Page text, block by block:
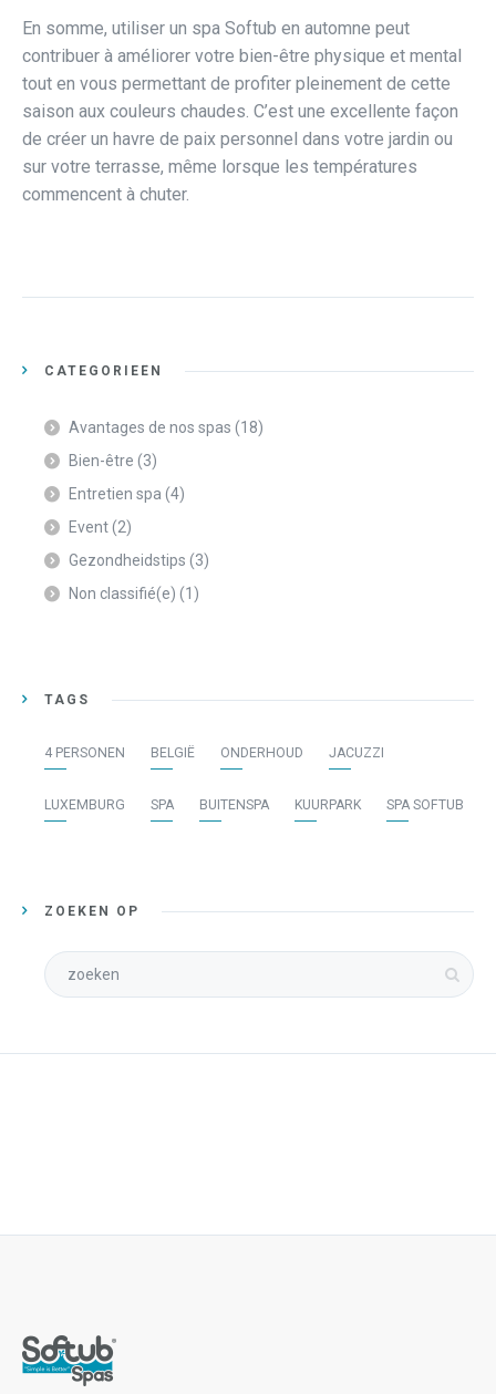
En somme, utiliser un spa Softub en automne peut
contribuer à améliorer votre bien-être physique et mental
tout en vous permettant de profiter pleinement de cette
saison aux couleurs chaudes. C’est une excellente façon
de créer un havre de paix personnel dans votre jardin ou
sur votre terrasse, même lorsque les températures
commencent à chuter.
CATEGORIEËN
Avantages de nos spas (18)
Bien-être (3)
Entretien spa (4)
Event(2)
Gezondheidstips (3)
Non classifié(e) (1)
TAGS
4 PERSONEN BELGIË ONDERHOUD JACUZZI
LUXEMBURG SPA BUITENSPA KUURPARK SPA SOFTUB
ZOEKEN OP